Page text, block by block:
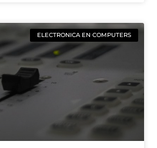
ELECTRONICA EN COMPUTERS